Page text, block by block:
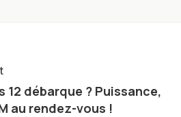
12 débarque ? Puissance,
au rendez-vous !